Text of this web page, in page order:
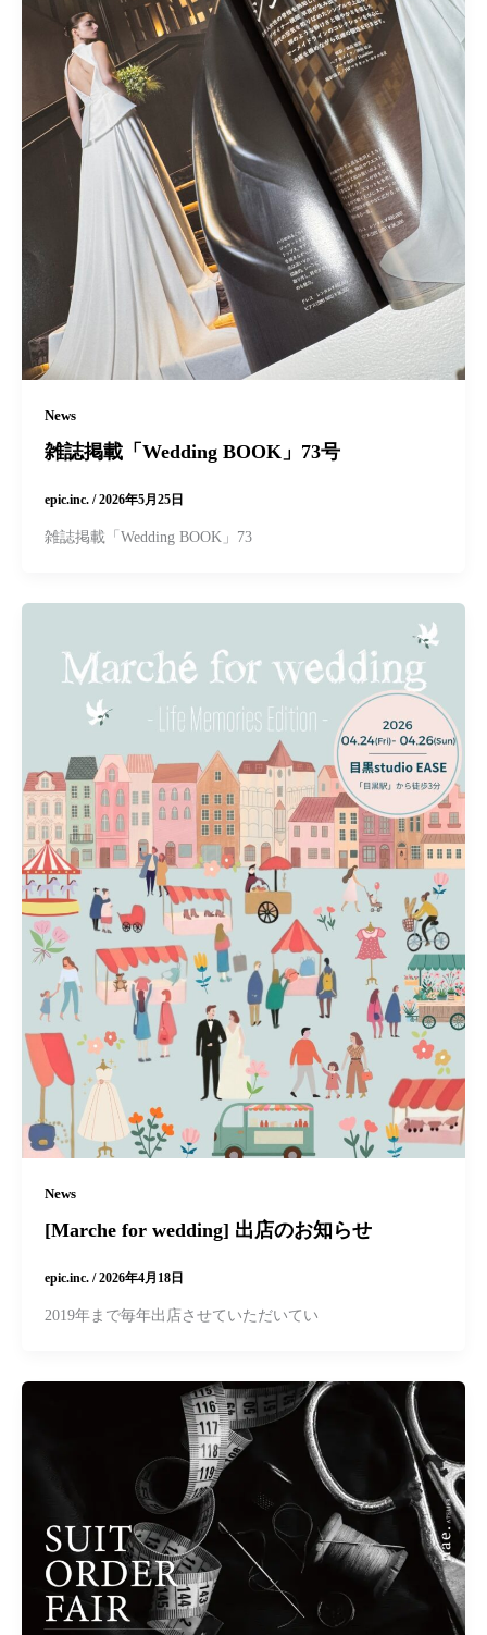
News
雑誌掲載「Wedding BOOK」73号
epic.inc. /2026年5月25日
雑誌掲載「Wedding BOOK」73
News
[Marche for wedding] 出店のお知らせ
epic.inc. /2026年4月18日
2019年まで毎年出店させていただいてい